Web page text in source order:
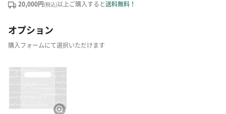
20,000円(税込)以上ご購入すると送料無料！
オプション
購入フォームにて選択いただけます